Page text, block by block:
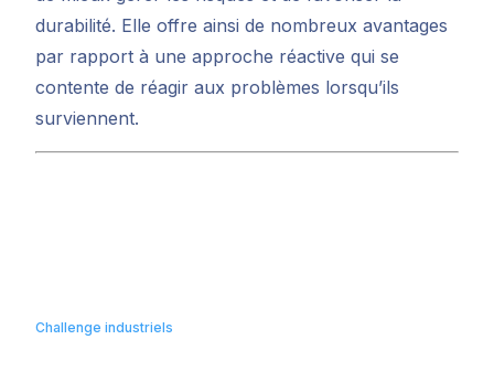
durabilité. Elle offre ainsi de nombreux avantages
par rapport à une approche réactive qui se
contente de réagir aux problèmes lorsqu’ils
surviennent.
Challenge industriels